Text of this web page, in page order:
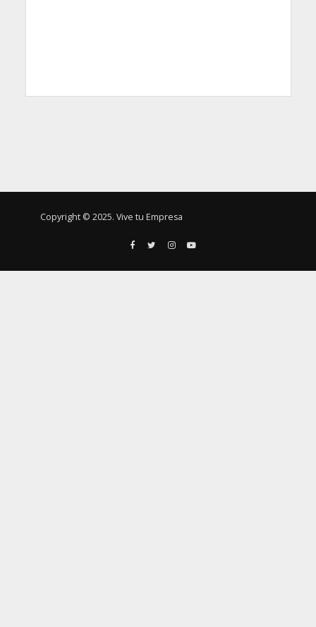
Copyright © 2025. Vive tu Empresa